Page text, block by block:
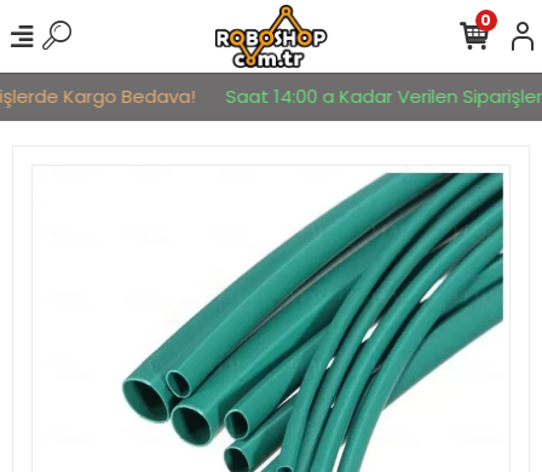
Kargo Bedava! Saat 14:00 a Kadar Verilen Siparişler
0